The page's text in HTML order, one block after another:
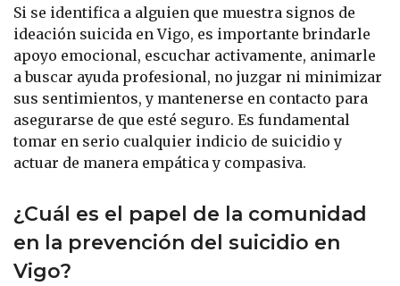
Si se identifica a alguien que muestra signos de
ideación suicida en Vigo, es importante brindarle
apoyo emocional, escuchar activamente, animarle
a buscar ayuda profesional, no juzgar ni minimizar
sus sentimientos, y mantenerse en contacto para
asegurarse de que esté seguro. Es fundamental
tomar en serio cualquier indicio de suicidio y
actuar de manera empática y compasiva.
¿Cuál es el papel de la comunidad
en la prevención del suicidio en
Vigo?